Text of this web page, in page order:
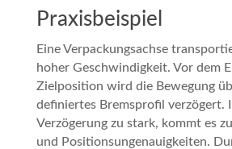
Praxisbeispiel
Eine Verpackungsachse
hoher Geschwindigkeit. Vor dem
Zielposition wird die Bewegung
definiertes Bremsprofil verzögert.
Verzögerung zu stark, kommt es
und Positionsungenauigkeiten.